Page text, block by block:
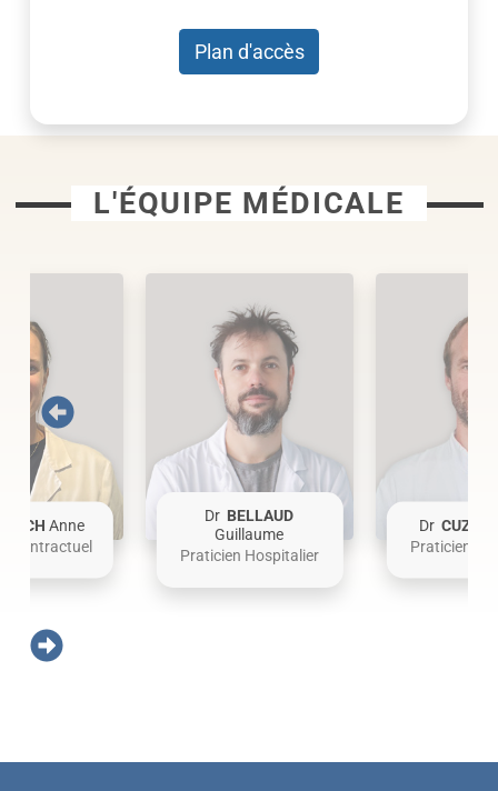
Plan d'accès
L'ÉQUIPE MÉDICALE
Anne
Contractuel
Dr BELLAUD
Guillaume
Praticien Hospitalier
Dr CUZIAT
Praticien